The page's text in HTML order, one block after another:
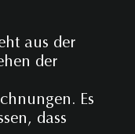
aus der
der
Es
dass